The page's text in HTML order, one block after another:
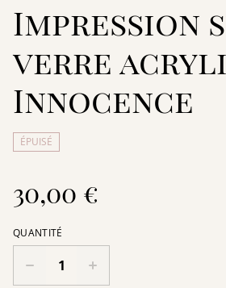
Impression
verre
Innocence
ÉPUISÉ
30,00 €
QUANTITÉ